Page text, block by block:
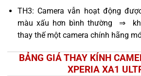
TH3: Camera vẫn hoạt động
màu xấu hơn bình thường ⇒
thay thế một camera chính hãng
BẢNG GIÁ THAY KÍNH
XPERIA XA1